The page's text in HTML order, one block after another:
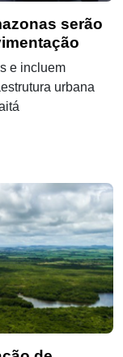
serão
e incluem
urbana